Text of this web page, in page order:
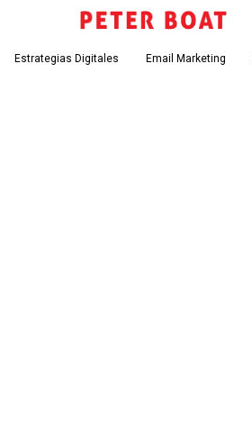
Estrategias Digitales Email Marketing